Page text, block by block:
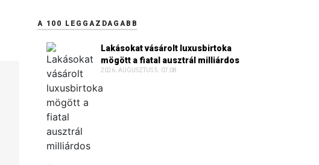
A 100 LEGGAZDAGABB
Lakásokat vásárolt luxusbirtoka
mögött a fiatal ausztrál milliárdos
2026. AUGUSZTUS 5. 07:08